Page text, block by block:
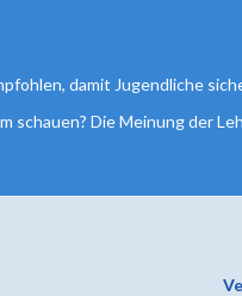
damit Jugendliche
schauen? Die Meinung der